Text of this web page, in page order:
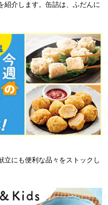
紹介します。缶詰は、ふだんに
立にも便利な品々をストックし